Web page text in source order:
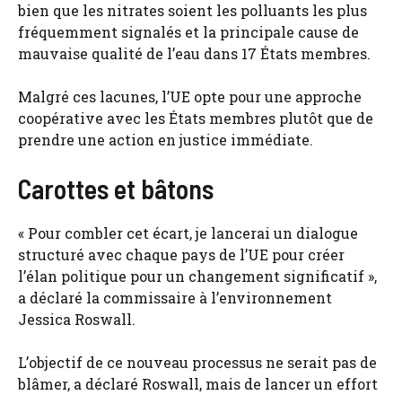
bien que les nitrates soient les polluants les plus
fréquemment signalés et la principale cause de
mauvaise qualité de l’eau dans 17 États membres.
Malgré ces lacunes, l’UE opte pour une approche
coopérative avec les États membres plutôt que de
prendre une action en justice immédiate.
Carottes et bâtons
« Pour combler cet écart, je lancerai un dialogue
structuré avec chaque pays de l’UE pour créer
l’élan politique pour un changement significatif »,
a déclaré la commissaire à l’environnement
Jessica Roswall.
L’objectif de ce nouveau processus ne serait pas de
blâmer, a déclaré Roswall, mais de lancer un effort